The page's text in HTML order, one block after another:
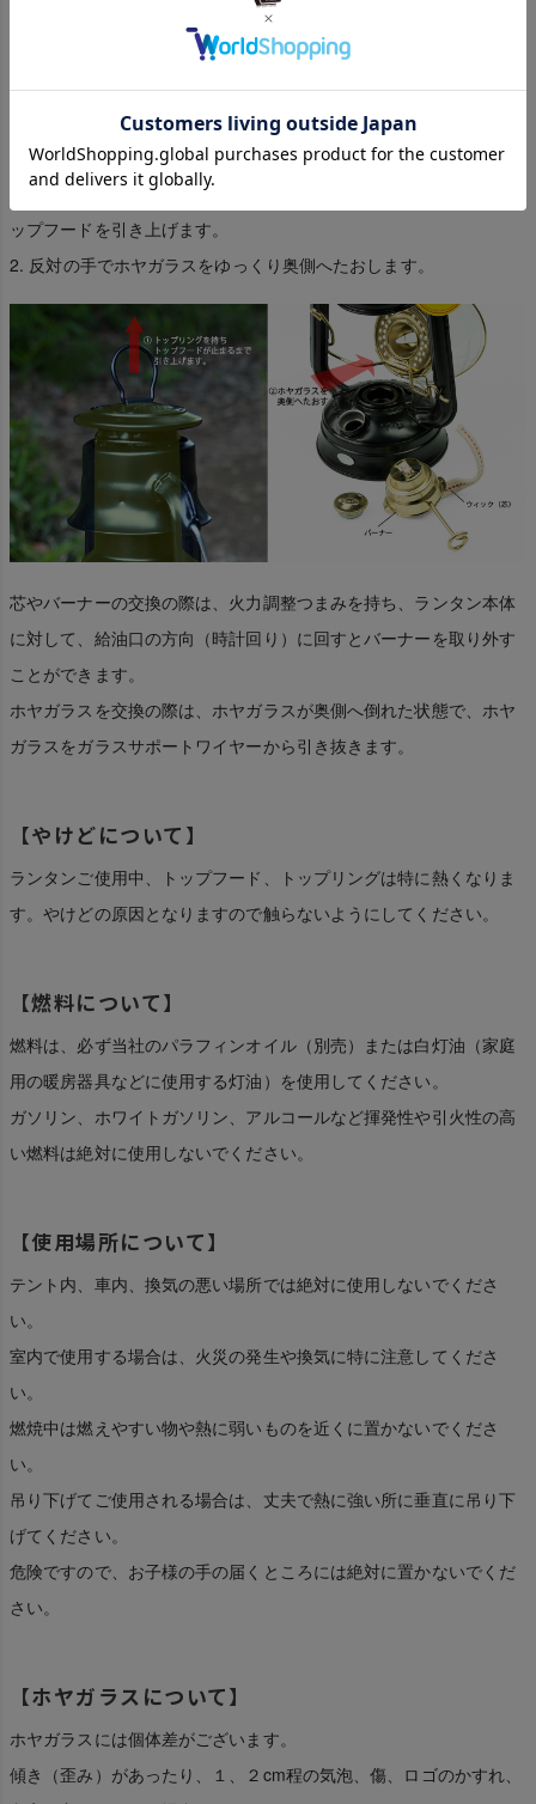
【ホヤガラス・ウィック（芯）・バーナーの交換に
キャリングハンドルを持ちます。
1. キャリングハンドルを持っている手で、トップリングを持ち、ト
ップフードを引き上げます。
2. 反対の手でホヤガラスをゆっくり奥側へたおします。
芯やバーナーの交換の際は、火力調整つまみを持ち、ランタン本体
に対して、給油口の方向（時計回り）に回すとバーナーを取り外す
ことができます。
ホヤガラスを交換の際は、ホヤガラスが奥側へ倒れた状態で、ホヤ
ガラスをガラスサポートワイヤーから引き抜きます。
【やけどについて】
ランタンご使用中、トップフード、トップリングは特に熱くなりま
す。やけどの原因となりますので触らないようにしてください。
【燃料について】
燃料は、必ず当社のパラフィンオイル（別売）または白灯油（家庭
用の暖房器具などに使用する灯油）を使用してください。
ガソリン、ホワイトガソリン、アルコールなど揮発性や引火性の高
い燃料は絶対に使用しないでください。
【使用場所について】
テント内、車内、換気の悪い場所では絶対に使用しないでくださ
い。
室内で使用する場合は、火災の発生や換気に特に注意してくださ
い。
燃焼中は燃えやすい物や熱に弱いものを近くに置かないでくださ
い。
吊り下げてご使用される場合は、丈夫で熱に強い所に垂直に吊り下
げてください。
危険ですので、お子様の手の届くところには絶対に置かないでくだ
さい。
【ホヤガラスについて】
ホヤガラスには個体差がございます。
傾き（歪み）があったり、１、２cm程の気泡、傷、ロゴのかすれ、